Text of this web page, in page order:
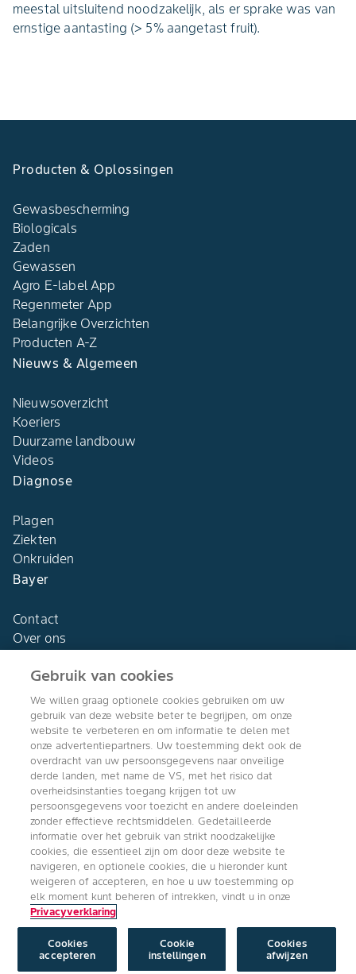
meestal uitsluitend noodzakelijk, als er sprake was van
ernstige aantasting (> 5% aangetast fruit).
Producten & Oplossingen
Gewasbescherming
Biologicals
Zaden
Gewassen
Agro E-label App
Regenmeter App
Belangrijke Overzichten
Producten A-Z
Nieuws & Algemeen
Nieuwsoverzicht
Koeriers
Duurzame landbouw
Videos
Diagnose
Plagen
Ziekten
Onkruiden
Bayer
Contact
Over ons
Agro Bayer
Nederland
Volg ons
Copyright © Bayer Crop Science 2024
Algemene Gebruiksvoorwaarden/Privacyverklaring/Imprint/Cookie
instellingen
Gebruik van cookies
We willen graag optionele cookies gebruiken om uw
gebruik van deze website beter te begrijpen, om onze
website te verbeteren en om informatie te delen met
onze advertentiepartners. Uw toestemming dekt ook de
overdracht van uw persoonsgegevens naar onveilige
derde landen, met name de VS, met het risico dat
overheidsinstanties toegang krijgen tot uw
persoonsgegevens voor toezicht en andere doeleinden
zonder effectieve rechtsmiddelen. Gedetailleerde
informatie over het gebruik van strikt noodzakelijke
cookies, die essentieel zijn om door deze website te
navigeren, en optionele cookies, die u hieronder kunt
weigeren of accepteren, en hoe u uw toestemming op
elk moment kunt beheren of intrekken, vindt u in onze
Privacyverklaring
Cookie
instellingen
Cookies
afwijzen
Cookies
accepteren